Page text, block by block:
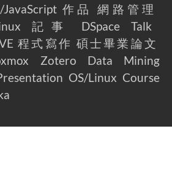
作品
網路管理
記事 DSpace
Talk
程式寫作 碩士畢業論文
Zotero
Data Mining
OS/Linux Course